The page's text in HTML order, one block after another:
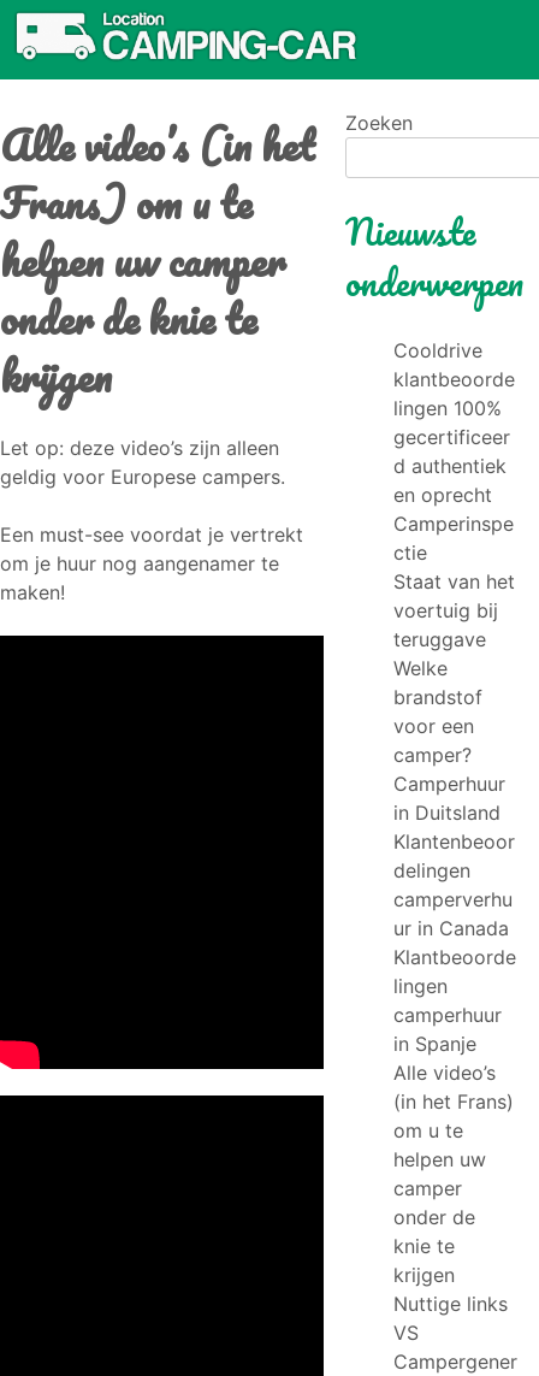
Alle video’s (in het
Frans) om u te
helpen uw camper
onder de knie te
krijgen
Let op: deze video’s zijn alleen
geldig voor Europese campers.
Een must-see voordat je vertrekt
om je huur nog aangenamer te
maken!
Zoeken
Nieuwste
onderwerpen
Cooldrive
klantbeoorde
lingen 100%
gecertificeer
d authentiek
en oprecht
Camperinspe
ctie
Staat van het
voertuig bij
teruggave
Welke
brandstof
voor een
camper?
Camperhuur
in Duitsland
Klantenbeoor
delingen
camperverhu
ur in Canada
Klantbeoorde
lingen
camperhuur
in Spanje
Alle video’s
(in het Frans)
om u te
helpen uw
camper
onder de
knie te
krijgen
Nuttige links
VS
Campergener